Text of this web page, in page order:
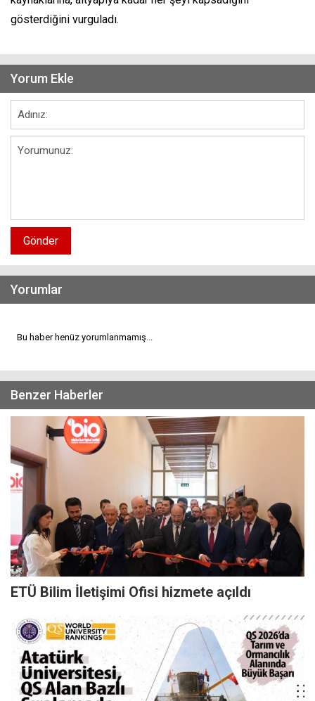
gösterdiğini vurguladı.
Yorum Ekle
Gönder
Yorumlar
Bu haber henüz yorumlanmamış...
Benzer Haberler
ETÜ Bilim İletişimi Ofisi hizmete açıldı